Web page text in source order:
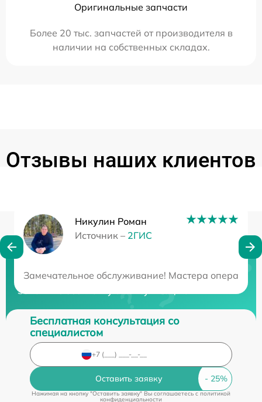
Оригинальные запчасти
Более 20 тыс. запчастей от производителя в
наличии на собственных складах.
Отзывы наших клиентов
Никулин Роман
Источник – 2ГИС
Замечательное обслуживание! Мастера
Нужна консультация?
Закажите бесплатную консультацию
Бесплатная консультация со
специалистом
Оставить заявку
Нажимая на кнопку "Оставить заявку" Вы соглашаетесь cполитикой
конфиденциальности